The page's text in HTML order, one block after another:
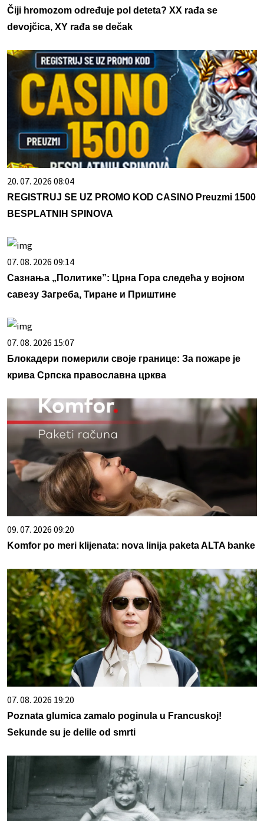
Čiji hromozom određuje pol deteta? XX rađa se
devojčica, XY rađa se dečak
20. 07. 2026 08:04
REGISTRUJ SE UZ PROMO KOD CASINO Preuzmi 1500
BESPLATNIH SPINOVA
07. 08. 2026 09:14
Сазнања „Политике”: Црна Гора следећа у војном
савезу Загреба, Тиране и Приштине
07. 08. 2026 15:07
Блокадери померили своје границе: За пожаре је
крива Српска православна црква
09. 07. 2026 09:20
Komfor po meri klijenata: nova linija paketa ALTA banke
07. 08. 2026 19:20
Poznata glumica zamalo poginula u Francuskoj!
Sekunde su je delile od smrti